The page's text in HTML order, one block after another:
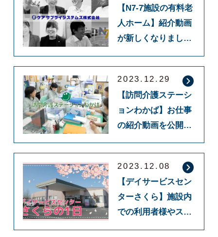
【N7-7施設の有料老
人ホーム】紹介動画
が新しくなりまし
2023.12.29
【訪問介護ステーシ
ョンわかば】お仕事
の紹介動画を公開し
2023.12.08
【デイサービスセン
ターさくら】施設内
での利用者様やスタ